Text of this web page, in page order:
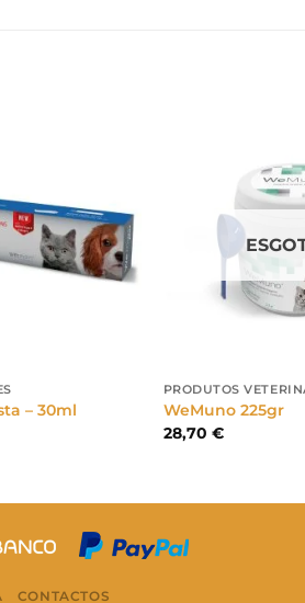
– 30ml
PRODUTOS
WeMuno 225gr
28,70 €
CONTACTOS